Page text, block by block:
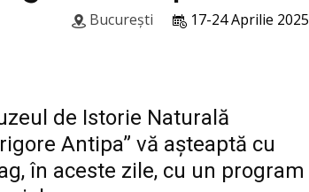
17-24 Aprilie 2025
București
de Istorie Naturală
Antipa” vă așteaptă cu
în aceste zile, cu un program